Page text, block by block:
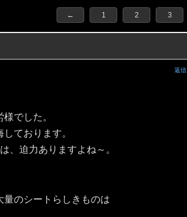
← 1 2 3
返信
でした。
ております。
、迫力ありますよね～。
のシートらしきものは